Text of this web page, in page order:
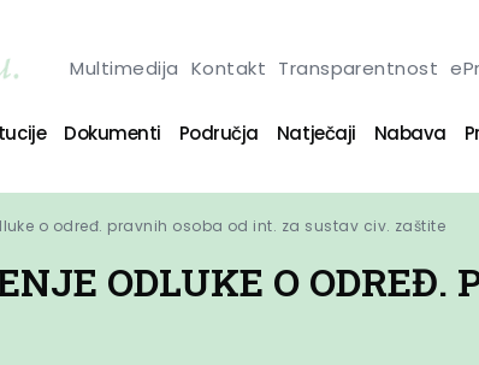
Multimedija Kontakt Transparentnost
Dokumenti Područja Natječaji Nabava
o određ. pravnih osoba od int. za sustav civ. zaštite
ODLUKE O ODREĐ.